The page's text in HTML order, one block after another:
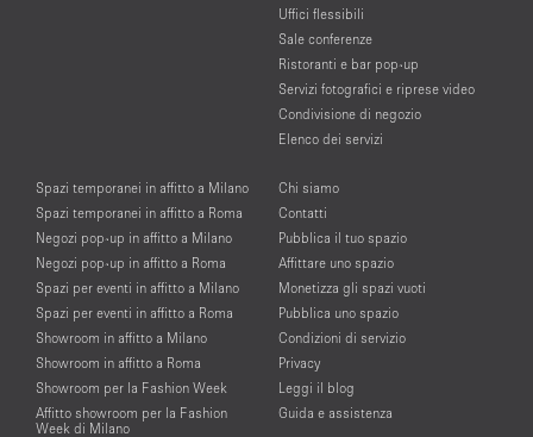
Uffici flessibili
Sale conferenze
Ristoranti e bar pop-up
Servizi fotografici e riprese video
Condivisione di negozio
Elenco dei servizi
Spazi temporanei in affitto a Milano
Spazi temporanei in affitto a Roma
Negozi pop-up in affitto a Milano
Negozi pop-up in affitto a Roma
Spazi per eventi in affitto a Milano
Spazi per eventi in affitto a Roma
Showroom in affitto a Milano
Showroom in affitto a Roma
Showroom per la Fashion Week
Affitto showroom per la Fashion
Week di Milano
Chi siamo
Contatti
Pubblica il tuo spazio
Affittare uno spazio
Monetizza gli spazi vuoti
Pubblica uno spazio
Condizioni di servizio
Privacy
Leggi il blog
Guida e assistenza